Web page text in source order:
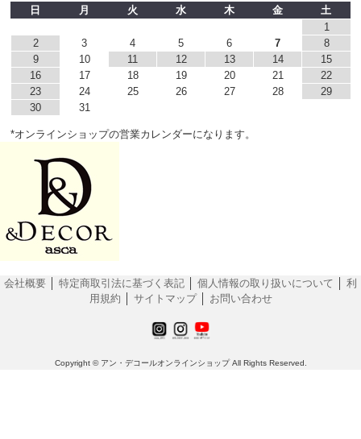
日
月 火 水 木 金
土
1
2
3 4 5 6 7
8
9
10 11 12 13 14
15
16
17 18 19 20 21
22
23
24 25 26 27 28
29
30
31
*オンラインショップの営業カレンダーになります。
会社概要 特定商取引法に基づく表記 個人情報の取り扱いについて
利
用規約
サイトマップ│ お問い合わせ
Copyright © アン・デコールオンラインショップ All Rights Reserved.